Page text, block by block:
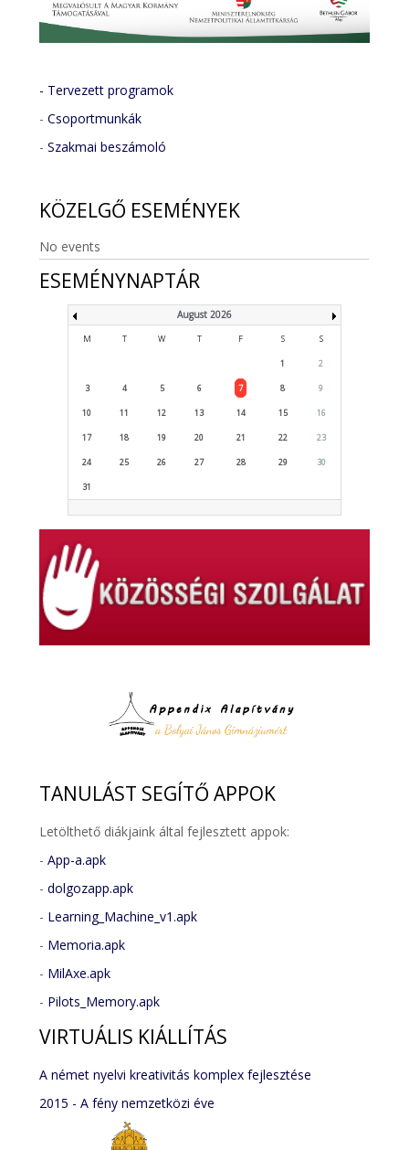
- Tervezett programok
-Csoportmunkák
-Szakmai beszámoló
KÖZELGŐ ESEMÉNYEK
No events
ESEMÉNYNAPTÁR
August 2026
M T W T F S S
1 2
3 4 5 6 7 8 9
10 11 12 13 14 15 16
17 18 19 20 21 22 23
24 25 26 27 28 29 30
31
TANULÁST SEGÍTŐ APPOK
Letölthető diákjaink által fejlesztett appok:
-App-a.apk
-dolgozapp.apk
- Learning_Machine_v1.apk
- Memoria.apk
- MilAxe.apk
- Pilots_Memory.apk
VIRTUÁLIS KIÁLLÍTÁS
A német nyelvi kreativitás komplex fejlesztése
2015 - A fény nemzetközi éve